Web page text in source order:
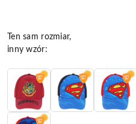
Wariant
Ten sam rozmiar,
inny wzór: